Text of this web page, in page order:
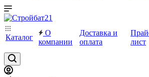
Каталог
О
компании
Доставка и
оплата
лист